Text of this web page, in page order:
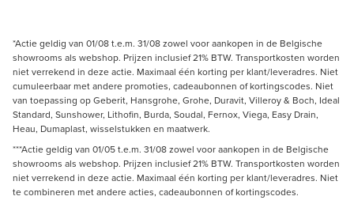
*Actie geldig van 01/08 t.e.m. 31/08 zowel voor aankopen in de Belgische
showrooms als webshop. Prijzen inclusief 21% BTW. Transportkosten worden
niet verrekend in deze actie. Maximaal één korting per klant/leveradres. Niet
cumuleerbaar met andere promoties, cadeaubonnen of kortingscodes. Niet
van toepassing op Geberit, Hansgrohe, Grohe, Duravit, Villeroy & Boch, Ideal
Standard, Sunshower, Lithofin, Burda, Soudal, Fernox, Viega, Easy Drain,
Heau, Dumaplast, wisselstukken en maatwerk.
***Actie geldig van 01/05 t.e.m. 31/08 zowel voor aankopen in de Belgische
showrooms als webshop. Prijzen inclusief 21% BTW. Transportkosten worden
niet verrekend in deze actie. Maximaal één korting per klant/leveradres. Niet
te combineren met andere acties, cadeaubonnen of kortingscodes.